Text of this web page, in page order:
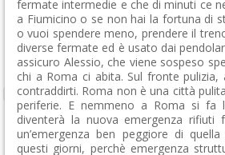
fermate intermedie e che di minuti ce
a Fiumicino o se non hai la fortuna di
o vuoi spendere meno, prendere il
diverse fermate ed è usato dai
assicuro Alessio, che viene sospeso
chi a Roma ci abita. Sul fronte pulizia,
contraddirti. Roma non è una città
periferie. E nemmeno a Roma si fa
diventerà la nuova emergenza rifiuti
un’emergenza ben peggiore di
questi giorni, perchè emergenza